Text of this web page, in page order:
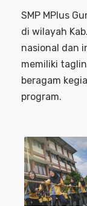
SMP MPlus
di wilayah
nasional dan
memiliki
beragam
program.